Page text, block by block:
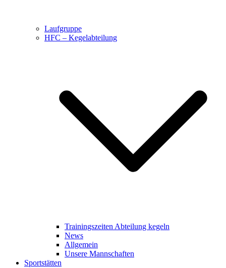
Laufgruppe
HFC – Kegelabteilung
Trainingszeiten Abteilung kegeln
News
Allgemein
Unsere Mannschaften
Sportstätten